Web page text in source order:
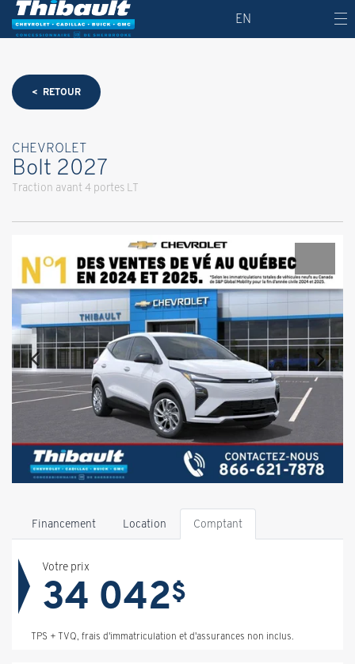
EN
< RETOUR
CHEVROLET
Bolt 2027
Traction avant 4 portes LT
Financement Location Comptant
Votre prix
34 042$
TPS + TVQ, frais d'immatriculation et d'assurances non inclus.